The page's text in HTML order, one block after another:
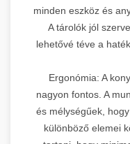
minden eszköz és
A tárolók jól
lehetővé téve a
Ergonómia: A
nagyon fontos. A
és mélységűek,
különböző elemei